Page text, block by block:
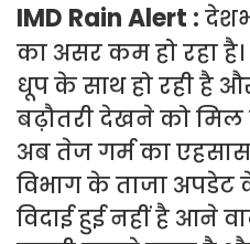
IMD Rain Alert :
का असर कम हो रहा
धूप के साथ हो रही है
बढ़ौतरी देखने को
अब तेज गर्म का
विभाग के ताजा अपडेट
विदाई हुई नहीं है आने